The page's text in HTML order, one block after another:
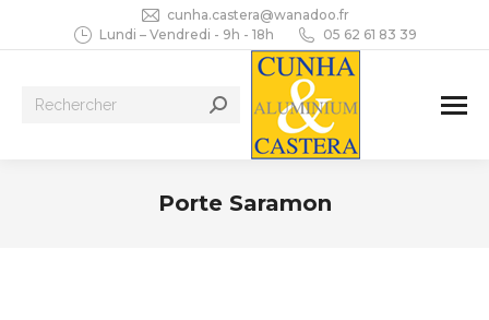
cunha.castera@wanadoo.fr
Lundi – Vendredi - 9h - 18h
05 62 61 83 39
Recherche
Porte Saramon